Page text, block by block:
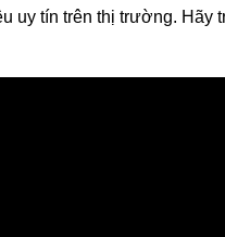
uy tín trên thị trường. Hãy